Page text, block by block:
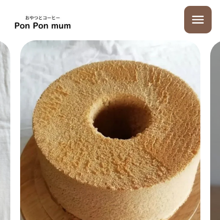
グルテンフリー
プラントベース
自然農法の米粉を使用した
ザクザク食感のクッキー